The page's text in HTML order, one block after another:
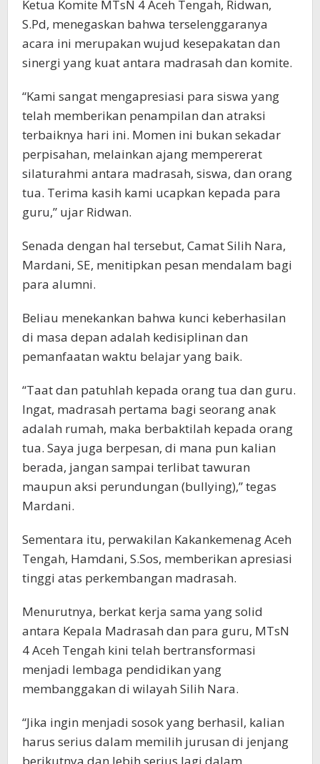
Ketua Komite MTsN 4 Aceh Tengah, Ridwan,
S.Pd, menegaskan bahwa terselenggaranya
acara ini merupakan wujud kesepakatan dan
sinergi yang kuat antara madrasah dan komite.
“Kami sangat mengapresiasi para siswa yang
telah memberikan penampilan dan atraksi
terbaiknya hari ini. Momen ini bukan sekadar
perpisahan, melainkan ajang mempererat
silaturahmi antara madrasah, siswa, dan orang
tua. Terima kasih kami ucapkan kepada para
guru,” ujar Ridwan.
Senada dengan hal tersebut, Camat Silih Nara,
Mardani, SE, menitipkan pesan mendalam bagi
para alumni.
Beliau menekankan bahwa kunci keberhasilan
di masa depan adalah kedisiplinan dan
pemanfaatan waktu belajar yang baik.
“Taat dan patuhlah kepada orang tua dan guru.
Ingat, madrasah pertama bagi seorang anak
adalah rumah, maka berbaktilah kepada orang
tua. Saya juga berpesan, di mana pun kalian
berada, jangan sampai terlibat tawuran
maupun aksi perundungan (bullying),” tegas
Mardani.
Sementara itu, perwakilan Kakankemenag Aceh
Tengah, Hamdani, S.Sos, memberikan apresiasi
tinggi atas perkembangan madrasah.
Menurutnya, berkat kerja sama yang solid
antara Kepala Madrasah dan para guru, MTsN
4 Aceh Tengah kini telah bertransformasi
menjadi lembaga pendidikan yang
membanggakan di wilayah Silih Nara.
“Jika ingin menjadi sosok yang berhasil, kalian
harus serius dalam memilih jurusan di jenjang
berikutnya dan lebih serius lagi dalam